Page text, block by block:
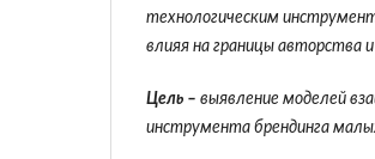
технологическим
влияя на границы авторства
Цель – выявление моделей
инструмента брендинга